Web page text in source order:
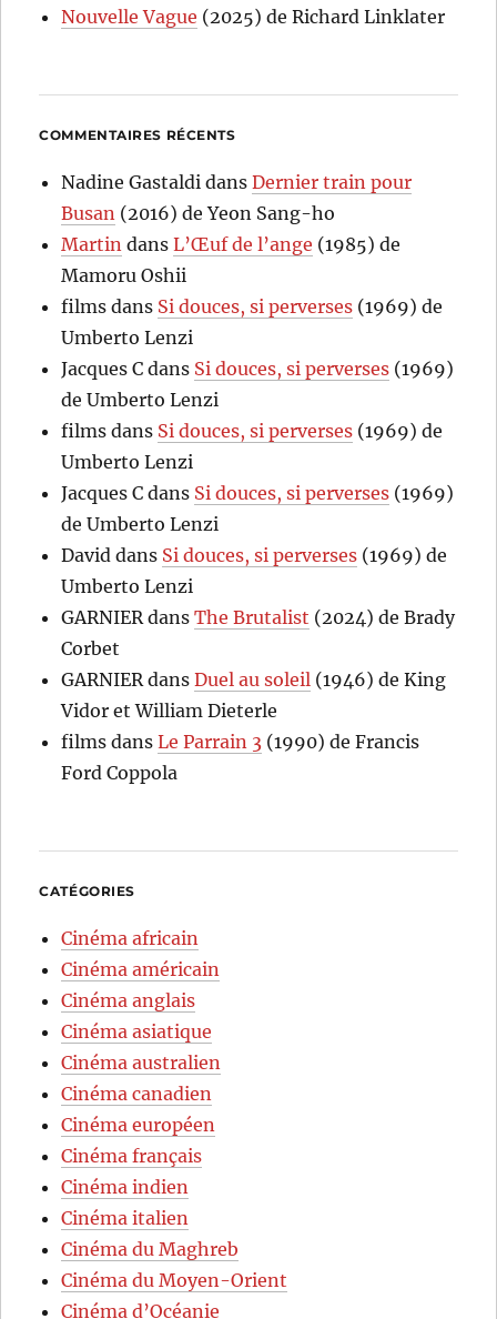
Nouvelle Vague (2025) de Richard Linklater
COMMENTAIRES RÉCENTS
Nadine Gastaldi dansDernier train pour
Busan (2016) de Yeon Sang-ho
Martin dansL’Œuf de l’ange (1985) de
Mamoru Oshii
films dans Si douces, si perverses (1969) de
Umberto Lenzi
Jacques C dans Si douces, si perverses (1969)
de Umberto Lenzi
films dans Si douces, si perverses (1969) de
Umberto Lenzi
Jacques C dans Si douces, si perverses (1969)
de Umberto Lenzi
David dans Si douces, si perverses (1969) de
Umberto Lenzi
GARNIER dansThe Brutalist (2024) de Brady
Corbet
GARNIER dansDuel au soleil (1946) de King
Vidor et William Dieterle
films dansLe Parrain 3 (1990) de Francis
Ford Coppola
CATÉGORIES
Cinéma africain
Cinéma américain
Cinéma anglais
Cinéma asiatique
Cinéma australien
Cinéma canadien
Cinéma européen
Cinéma français
Cinéma indien
Cinéma italien
Cinéma du Maghreb
Cinéma du Moyen-Orient
Cinéma d’Océanie